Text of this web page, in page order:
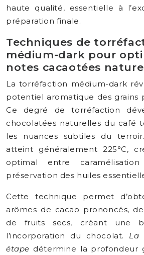
haute qualité, essentielle à
préparation finale.
Techniques de
médium-dark pour
notes cacaotées
La torréfaction médium-dark
potentiel aromatique des grains
Ce degré de torréfaction
chocolatées naturelles du café
les nuances subtiles du
atteint généralement 225°C,
optimal entre
préservation des huiles
Cette technique permet
arômes de cacao prononcés,
de fruits secs, créant une
l’incorporation du chocolat. La
étape détermine la profondeur